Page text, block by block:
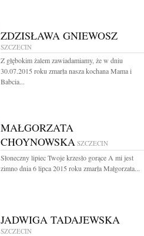
ZDZISŁAWA GNIEWOSZ
SZCZECIN
Z głębokim żalem zawiadamiamy, że w dniu
30.07.2015 roku zmarła nasza kochana Mama i
Babcia...
MAŁGORZATA
CHOYNOWSKA SZCZECIN
Słoneczny lipiec Twoje krzesło gorące A mi jest
zimno dnia 6 lipca 2015 roku zmarła Małgorzata...
JADWIGA TADAJEWSKA
SZCZECIN